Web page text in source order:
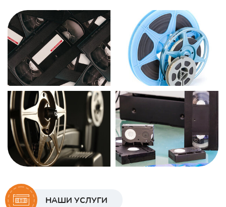
НАШИ УСЛУГИ